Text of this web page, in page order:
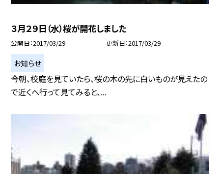
３月２９日（水）桜が開花しました
公開日 2017/03/29 更新日 2017/03/29
お知らせ
今朝、校庭を見ていたら、桜の木の先に白いものが見えたの
で近くへ行って見てみると、...